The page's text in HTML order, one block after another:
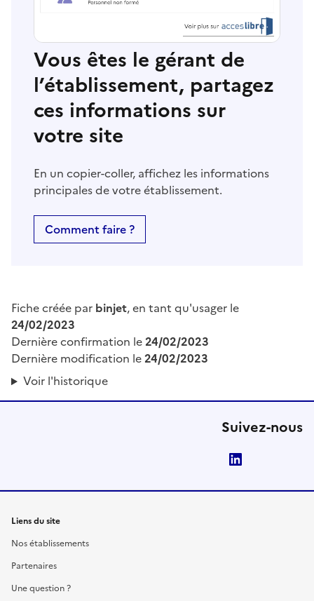
Vous êtes le gérant de
l’établissement, partagez
ces informations sur
votre site
En un copier-coller, affichez les informations
principales de votre établissement.
Comment faire ?
Fiche créée par binjet, en tant qu'usager le
24/02/2023
Dernière confirmation le24/02/2023
Dernière modification le24/02/2023
Voir l'historique
Suivez-nous
Liens du site
Nos établissements
Partenaires
Une question ?